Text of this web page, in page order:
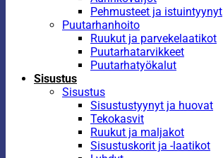
Pehmusteet ja istuintyynyt
Puutarhanhoito
Ruukut ja parvekelaatikot
Puutarhatarvikkeet
Puutarhatyökalut
Sisustus
Sisustus
Sisustustyynyt ja huovat
Tekokasvit
Ruukut ja maljakot
Sisustuskorit ja -laatikot